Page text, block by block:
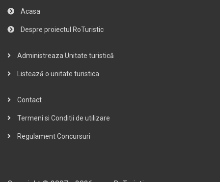
Acasa
Despre proiectul RoTuristic
Administreaza Unitate turistică
Listează o unitate turistica
Contact
Termeni si Conditii de utilizare
Regulament Concursuri